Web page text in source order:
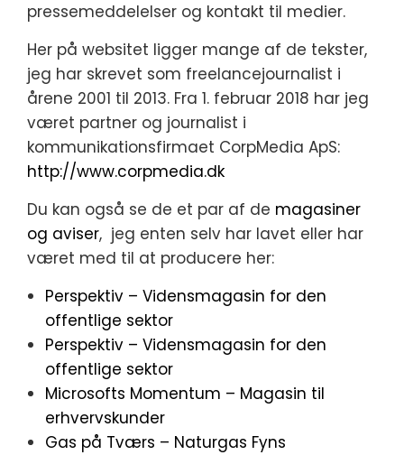
pressemeddelelser og kontakt til medier.
Her på websitet ligger mange af de tekster,
jeg har skrevet som freelancejournalist i
årene 2001 til 2013. Fra 1. februar 2018 har jeg
været partner og journalist i
kommunikationsfirmaet CorpMedia ApS:
http://www.corpmedia.dk
Du kan også se de et par af de magasiner
og aviser, jeg enten selv har lavet eller har
været med til at producere her:
Perspektiv – Vidensmagasin for den
offentlige sektor
Perspektiv – Vidensmagasin for den
offentlige sektor
Microsofts Momentum – Magasin til
erhvervskunder
Gas på Tværs – Naturgas Fyns